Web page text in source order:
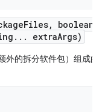
Files,
. . . extraArgs)
外的拆分软件包）组成